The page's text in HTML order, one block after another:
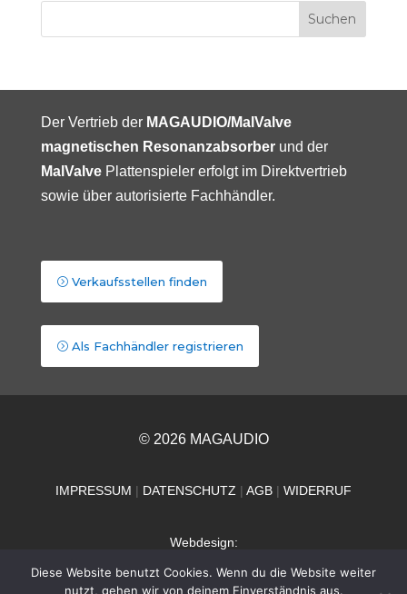
Der Vertrieb der MAGAUDIO/MalValve
magnetischen Resonanzabsorberund der
MalValvePlattenspieler erfolgt im Direktvertrieb
sowie über autorisierte Fachhändler.
Verkaufsstellen finden
Als Fachhändler registrieren
© 2026 MAGAUDIO
IMPRESSUM | DATENSCHUTZ | AGB | WIDERRUF
Webdesign:
Dieter Mallach
Torsten Schiemenz
Diese Website benutzt Cookies. Wenn du die Website weiter
nutzt, gehen wir von deinem Einverständnis aus.